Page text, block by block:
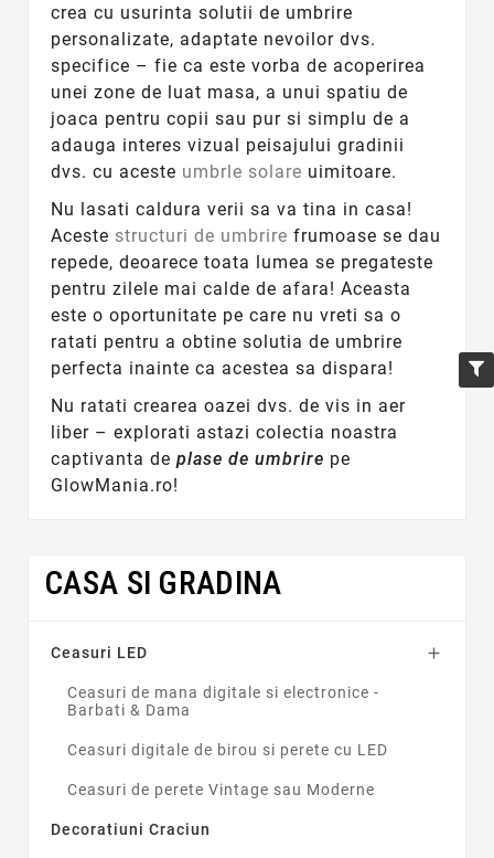
crea cu usurinta solutii de umbrire
personalizate, adaptate nevoilor dvs.
specifice – fie ca este vorba de acoperirea
unei zone de luat masa, a unui spatiu de
joaca pentru copii sau pur si simplu de a
adauga interes vizual peisajului gradinii
dvs. cu aceste umbrle solare uimitoare.
Nu lasati caldura verii sa va tina in casa!
Aceste structuri de umbrire frumoase se dau
repede, deoarece toata lumea se pregateste
pentru zilele mai calde de afara! Aceasta
este o oportunitate pe care nu vreti sa o
ratati pentru a obtine solutia de umbrire
perfecta inainte ca acestea sa dispara!
Nu ratati crearea oazei dvs. de vis in aer
liber – explorati astazi colectia noastra
captivanta de plase de umbrire pe
GlowMania.ro!
CASA SI GRADINA
Ceasuri LED 
Ceasuri de mana digitale si electronice -
Barbati & Dama
Ceasuri digitale de birou si perete cu LED
Ceasuri de perete Vintage sau Moderne
Decoratiuni Craciun